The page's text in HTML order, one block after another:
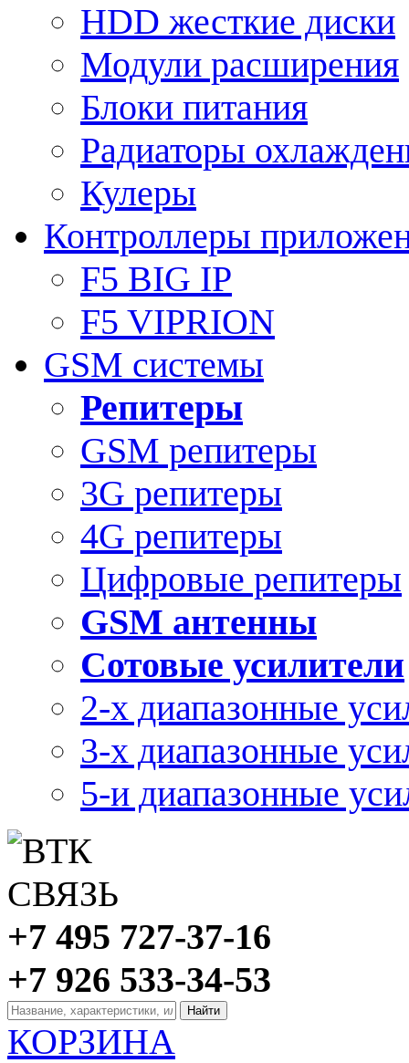
HDD жесткие диски
Модули расширения
Блоки питания
Радиаторы
Кулеры
Контроллеры
F5 BIG IP
F5 VIPRION
GSM системы
Репитеры
GSM репитеры
3G репитеры
4G репитеры
Цифровые репитеры
GSM антенны
Сотовые усилители
2-х диапазонные
3-х диапазонные
5-и диапазонные
+7 495 727-37-16
+7 926 533-34-53
КОРЗИНА